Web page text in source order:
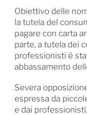
Obiettivo delle
la tutela del
pagare con carta
parte, a tutela dei
professionisti è
abbassamento
Severa
espressa da
e dai